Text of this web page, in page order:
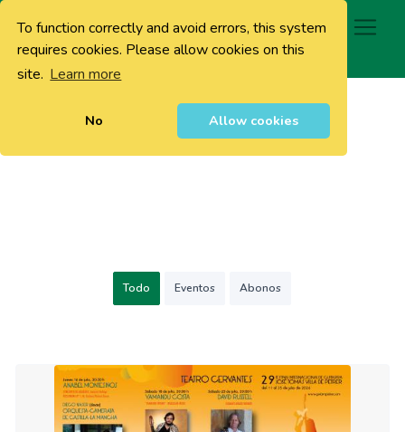
To function correctly and avoid errors, this system
requires cookies. Please allow cookies on this
site. Learn more
No Allow cookies
0
Todo Eventos Abonos